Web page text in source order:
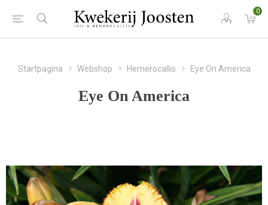
0
Startpagina Webshop Hemerocallis Eye On America
Eye On America